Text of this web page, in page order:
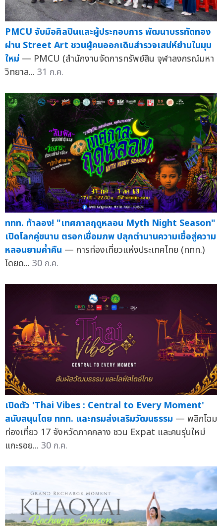
PMCU จับมือศิลปินและผู้ประกอบการ พัฒนาบรรทัดทอง
ผ่าน Street Art ชวนผู้คนออกเดินสำรวจเสน่ห์ย่านในมุม
ใหม่ — PMCU (สำนักงานจัดการทรัพย์สิน จุฬาลงกรณ์มหา
วิทยาล... 31 ก.ค.
ททท. ท้าลอง! "เทศกาลฤดูหลอน Myth Night Season"
เปิดโลกคู่ขนาน ตรอกเชื่อมภพ ปลุกตำนานความเชื่อสู่ความ
หลอนยามค่ำคืน — การท่องเที่ยวแห่งประเทศไทย (ททท.)
โดยด... 30 ก.ค.
เปิดตัว 'Thai Vibes : Central to Every Moment'
สนับสนุนโดย ททท. และกรมส่งเสริมวัฒนธรรม — พลิกโฉม
ท่องเที่ยว 17 จังหวัดภาคกลาง ชวน Expat และคนรุ่นใหม่
แกะรอย... 30 ก.ค.